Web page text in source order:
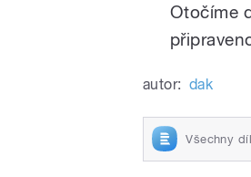
Otočíme
autor: dak
Všechny